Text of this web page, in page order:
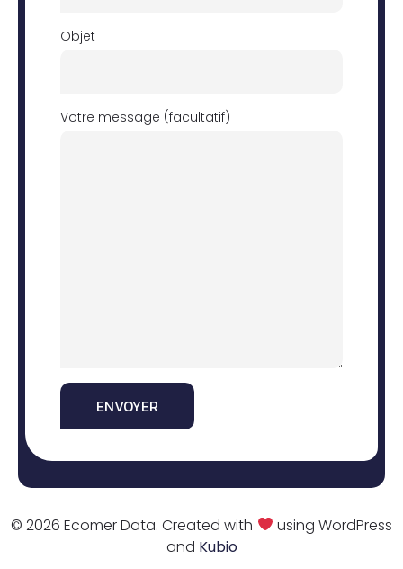
Objet
Votre message (facultatif)
© 2026 Ecomer Data. Created with
using WordPress
and Kubio